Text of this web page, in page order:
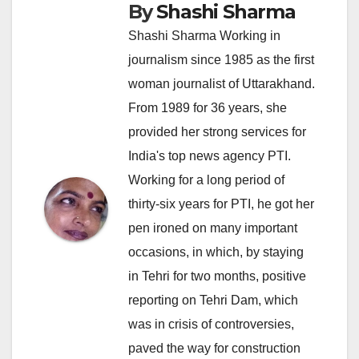
ByShashi Sharma
Shashi Sharma Working in
journalism since 1985 as the first
woman journalist of Uttarakhand.
From 1989 for 36 years, she
provided her strong services for
India's top news agency PTI.
Working for a long period of
thirty-six years for PTI, he got her
pen ironed on many important
occasions, in which, by staying
in Tehri for two months, positive
reporting on Tehri Dam, which
was in crisis of controversies,
paved the way for construction